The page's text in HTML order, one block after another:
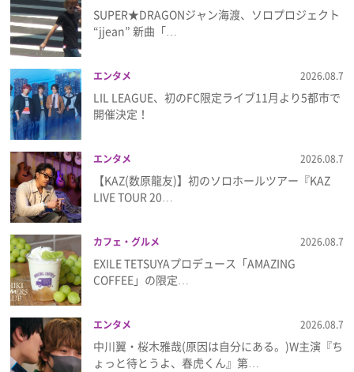
SUPER★DRAGONジャン海渡、ソロプロジェクト
“jjean” 新曲「…
エンタメ 2026.08.7
LIL LEAGUE、初のFC限定ライブ11月より5都市で
開催決定！
エンタメ 2026.08.7
【KAZ(数原龍友)】初のソロホールツアー『KAZ
LIVE TOUR 20…
カフェ・グルメ 2026.08.7
EXILE TETSUYAプロデュース「AMAZING
COFFEE」の限定…
エンタメ 2026.08.7
中川翼・桜木雅哉(原因は自分にある。)W主演『ち
ょっと待とうよ、春虎くん』第…